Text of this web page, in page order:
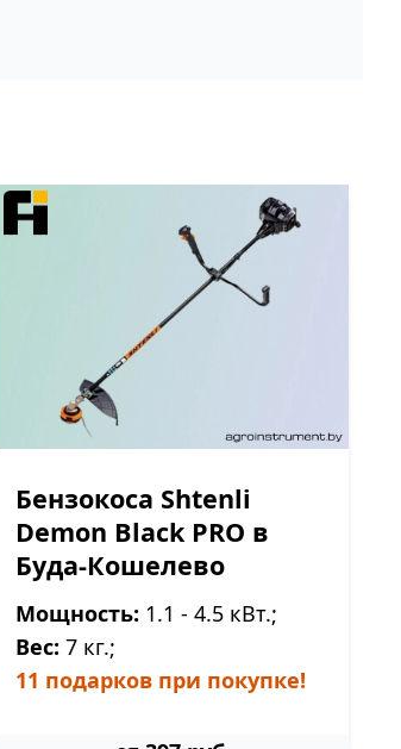
Бензокоса Shtenli
Demon Black PRO в
Буда-Кошелево
Мощность: 1.1 - 4.5 кВт.;
Вес: 7 кг.;
11 подарков при покупке!